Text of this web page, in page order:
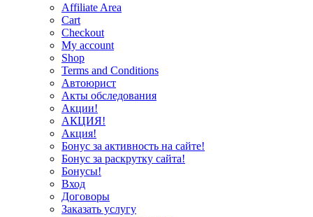
Affiliate Area
Cart
Checkout
My account
Shop
Terms and Conditions
Автоюрист
Акты обследования
Акции!
АКЦИЯ!
Акция!
Бонус за активность на сайте!
Бонус за раскрутку сайта!
Бонусы!
Вход
Договоры
Заказать услугу